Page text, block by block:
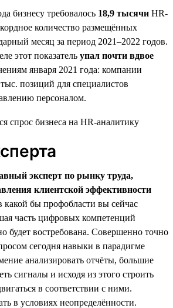
бизнесу требовалось 18,9 тысячи HR-
количество размещённых
месяц за период 2021–2022 годов.
этот показатель упал почти вдвое
января 2021 года: компании
позиций для специалистов
персоналом.
эксперт по рынку труда,
клиентской эффективности
какой бы профобласти вы сейчас
часть цифровых компетенций
будет востребована. Совершенно точно
сегодня навыки в парадигме
анализировать отчёты, большие
сигналы и исходя из этого строить
в соответствии с ними.
в условиях неопределённости.